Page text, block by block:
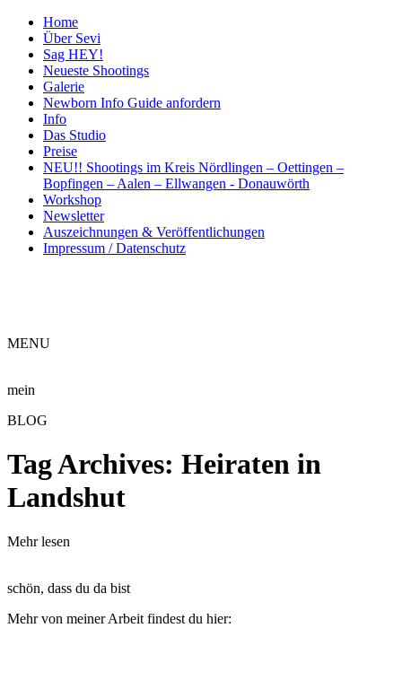
Home
Über Sevi
Sag HEY!
Neueste Shootings
Galerie
Newborn Info Guide anfordern
Info
Das Studio
Preise
NEU!! Shootings im Kreis Nördlingen – Oettingen –
Bopfingen – Aalen – Ellwangen - Donauwörth
Workshop
Newsletter
Auszeichnungen & Veröffentlichungen
Impressum / Datenschutz
MENU
mein
BLOG
Tag Archives: Heiraten in
Landshut
Mehr lesen
schön, dass du da bist
Mehr von meiner Arbeit findest du hier: